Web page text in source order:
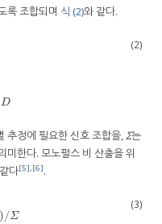
록 조합되며 식 (2)와 같다.
D
(2)
추정에 필요한 신호 조합을,Σ는
미한다. 모노펄스 비 산출을 위
다[5],[6].
)/Σ
(3)